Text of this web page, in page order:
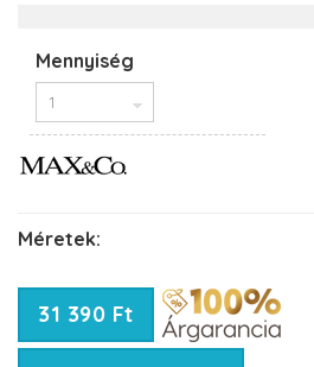
Mennyiség
Méretek:
31 390 Ft